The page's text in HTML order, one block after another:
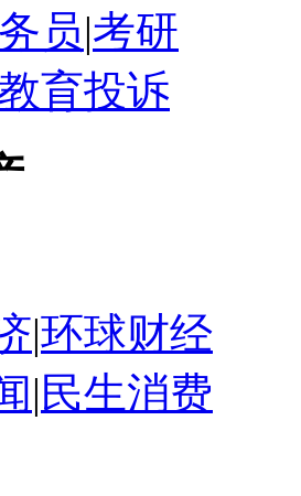
员|考研
育投诉
|环球财经
| 民生消费